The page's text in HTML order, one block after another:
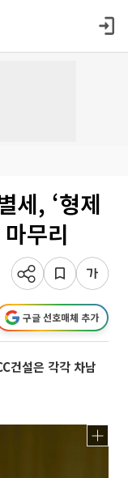
세, ‘형제
무리
구글 선호매체 추가
건설은 각각 차남